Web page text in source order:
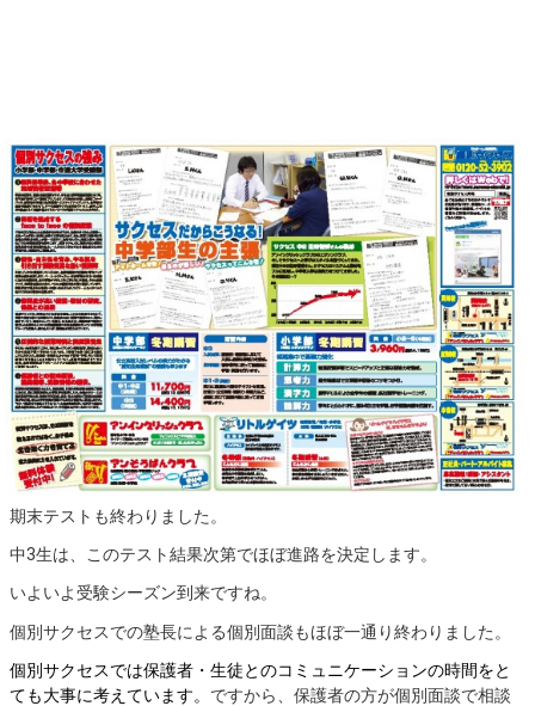
期末テストも終わりました。
中3生は、このテスト結果次第でほぼ進路を決定します。
いよいよ受験シーズン到来ですね。
個別サクセスでの塾長による個別面談もほぼ一通り終わりました。
個別サクセスでは保護者・生徒とのコミュニケーションの時間をと
ても大事に考えています。 ですから、保護者の方が個別面談で相談